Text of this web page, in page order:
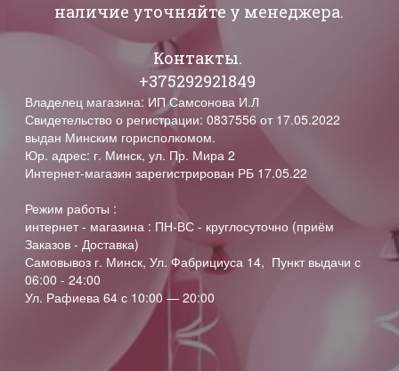
наличие уточняйте у менеджера.
Контакты.
+375292921849
Владелец магазина: ИП Самсонова И.Л
Свидетельство о регистрации: 0837556 от 17.05.2022
выдан Минским горисполкомом.
Юр. адрес: г. Минск, ул. Пр. Мира 2
Интернет-магазин зарегистрирован РБ 17.05.22
Режим работы :
интернет - магазина : ПН-ВС - круглосуточно (приём
Заказов - Доставка)
Самовывоз г. Минск, Ул. Фабрициуса 14, Пункт выдачи с
06:00 - 24:00
Ул. Рафиева 64 с 10:00 — 20:00